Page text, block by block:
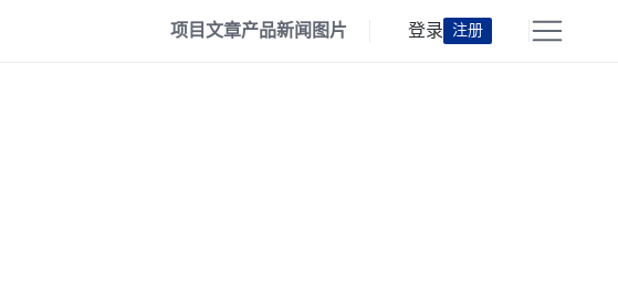
项目文章产品新闻 图片 登录 注册